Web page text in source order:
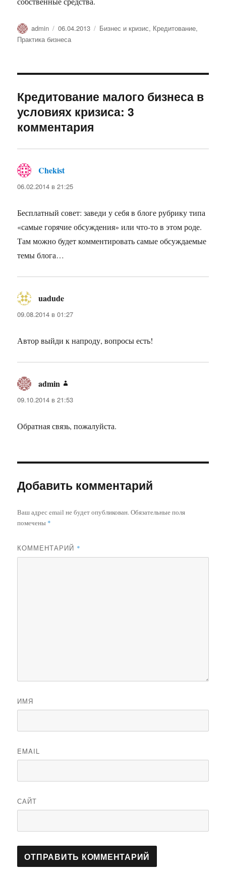
Автор
admin Опубликовано
06.04.2013 Рубрики
Бизнес и кризис, Кредитование,
Практика бизнеса
Кредитование малого бизнеса в
условиях кризиса: 3
комментария
Chekist:
06.02.2014 в 21:25
Бесплатный совет: заведи у себя в блоге рубрику типа
«самые горячие обсуждения» или что-то в этом роде.
Там можно будет комментировать самые обсуждаемые
темы блога…
uadude
09.08.2014 в 01:27
Автор выйди к напроду, вопросы есть!
admin
09.10.2014 в 21:53
Обратная связь, пожалуйста.
Добавить комментарий
Ваш адрес email не будет опубликован.Обязательные поля
помечены *
КОММЕНТАРИЙ *
ИМЯ
EMAIL
САЙТ